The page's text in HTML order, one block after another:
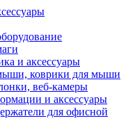
и аксессуары
коврики для мыши
веб-камеры
и аксессуары
для офисной